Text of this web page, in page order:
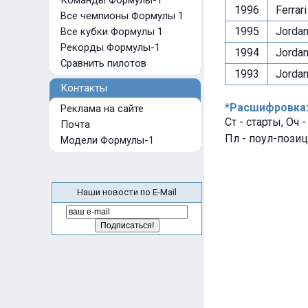
Все чемпионы Формулы 1
Все кубки Формулы 1
Рекорды Формулы-1
Сравнить пилотов
Контакты
Реклама на сайте
Почта
Модели Формулы-1
Наши новости по E-Mail
1996
Ferrari
1995
1994
1993
*Расшифровка:
Ст - старты, Оч
Пл - поул-